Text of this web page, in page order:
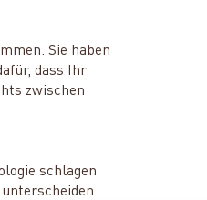
Sie haben
dass Ihr
zwischen
schlagen